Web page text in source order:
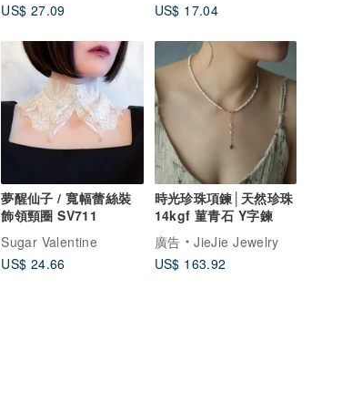
US$ 27.09
US$ 17.04
夢醒仙子 / 寬幅蕾絲裝
飾領頸圈 SV711
Sugar Valentine
US$ 24.66
時光珍珠項鍊│天然珍珠
14kgf 菫青石 Y字鍊
廣告
JieJie Jewelry
US$ 163.92